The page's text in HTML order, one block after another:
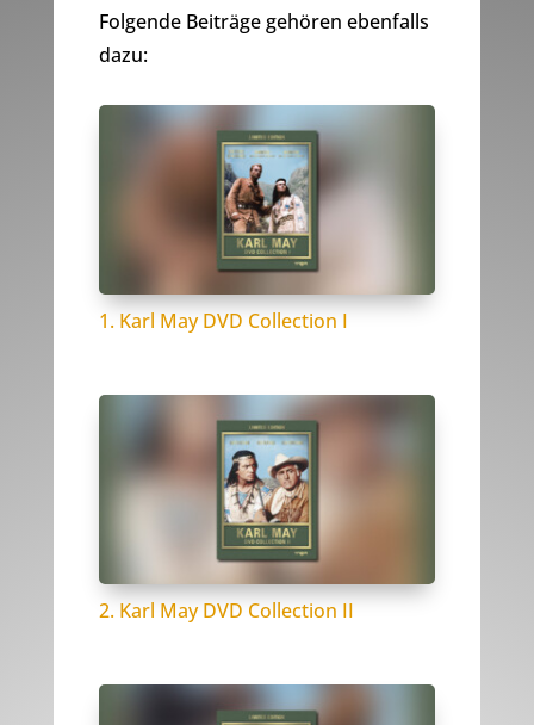
Folgende Beiträge gehören ebenfalls
dazu:
1. Karl May DVD Collection I
2. Karl May DVD Collection II